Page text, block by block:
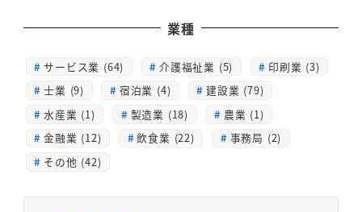
業種
サービス業 (64) 介護福祉業 (5)
印刷業 (3)
士業 (9)
宿泊業 (4)
建設業 (79)
水産業 (1)
製造業 (18)
農業 (1)
金融業 (12)
飲食業 (22)
事務局 (2)
その他 (42)